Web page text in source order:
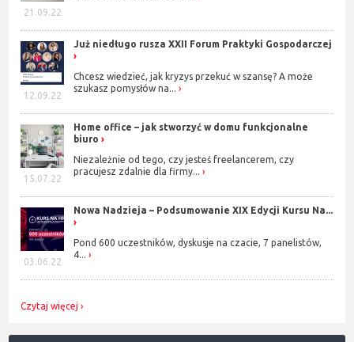
21.09.22
12.09.22
Już niedługo rusza XXII Forum Praktyki Gospodarczej
Chcesz wiedzieć, jak kryzys przekuć w szansę? A może
szukasz pomysłów na...
15.07.22
Home office – jak stworzyć w domu funkcjonalne
biuro
Niezależnie od tego, czy jesteś freelancerem, czy
pracujesz zdalnie dla firmy...
03.06.22
Nowa Nadzieja – Podsumowanie XIX Edycji Kursu Na...
Pond 600 uczestników, dyskusje na czacie, 7 panelistów,
4...
Czytaj więcej